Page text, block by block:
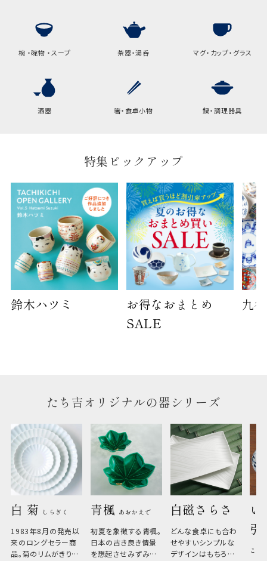
椀 ・碗物 ・スープ 茶器・湯呑 マグ・カップ・グラス
酒器 箸・食卓小物 鍋・調理器具
特集ピックアップ
鈴木ハツミ
お得なおまとめ
SALE
九
たち吉オリジナルの器シリーズ
白 菊 しらぎく
1983年8月の発売以
来のロングセラー商
品。菊のリムがきりっ
青楓 あおかえで
初夏を象徴する青楓。
日本の古き良き情景
を想起させみずみず
白磁さらさ
どんな食卓にも合わ
せやすいシンプルな
デザインはもちろん、
い
こひ